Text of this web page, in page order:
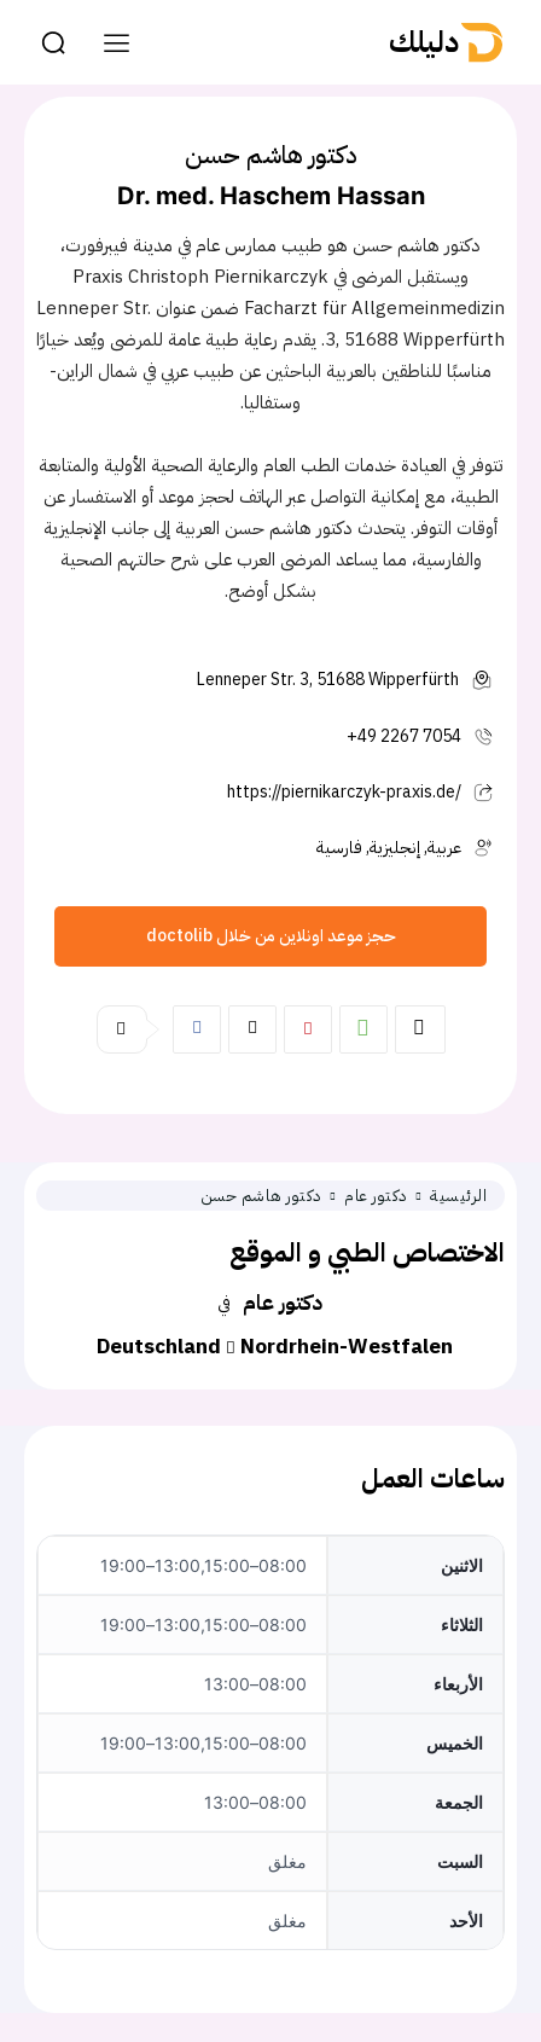
دليلك
الرئيسية دكتور عام دكتور هاشم حسن
الاختصاص الطبي و الموقع
في دكتور عام
Deutschland
Nordrhein-Westfalen
ساعات العمل
الاثنين 08:00–13:00,15:00–19:00
الثلاثاء 08:00–13:00,15:00–19:00
الأربعاء 08:00–13:00
الخميس 08:00–13:00,15:00–19:00
الجمعة 08:00–13:00
السبت مغلق
الأحد مغلق
دكتور هاشم حسن
Dr. med. Haschem Hassan
دكتور هاشم حسن هو طبيب ممارس عام في مدينة فيبرفورت،
ويستقبل المرضى في Praxis Christoph Piernikarczyk
Facharzt für Allgemeinmedizin ضمن عنوان Lenneper Str.
3, 51688 Wipperfürth. يقدم رعاية طبية عامة للمرضى ويُعد خيارًا
مناسبًا للناطقين بالعربية الباحثين عن طبيب عربي في شمال الراين-
وستفاليا.
تتوفر في العيادة خدمات الطب العام والرعاية الصحية الأولية والمتابعة
الطبية، مع إمكانية التواصل عبر الهاتف لحجز موعد أو الاستفسار عن
أوقات التوفر. يتحدث دكتور هاشم حسن العربية إلى جانب الإنجليزية
والفارسية، مما يساعد المرضى العرب على شرح حالتهم الصحية
بشكل أوضح.
Lenneper Str. 3, 51688 Wipperfürth
+49 2267 7054
https://piernikarczyk-praxis.de/
عربية, إنجليزية, فارسية
حجز موعد اونلاين من خلال doctolib